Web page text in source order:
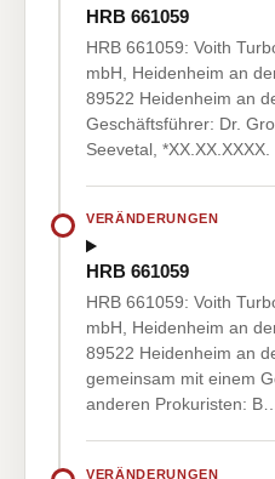
HRB 661059
HRB 661059: Voith
mbH, Heidenheim an
89522 Heidenheim an
Geschäftsführer: Dr.
Seevetal, *XX.XX.XXXX.
VERÄNDERUNGEN
HRB 661059
HRB 661059: Voith
mbH, Heidenheim an
89522 Heidenheim an
gemeinsam mit einem
anderen Prokuristen:
VERÄNDERUNGEN